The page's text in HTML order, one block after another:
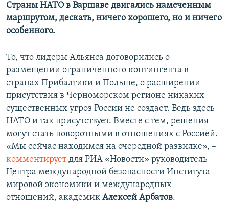
Страны НАТО в Варшаве двигались намеченным
маршрутом, дескать, ничего хорошего, но и ничего
особенного.
То, что лидеры Альянса договорились о
размещении ограниченного контингента в
странах Прибалтики и Польше, о расширении
присутствия в Черноморском регионе никаких
существенных угроз России не создает. Ведь здесь
НАТО и так присутствует. Вместе с тем, решения
могут стать поворотными в отношениях с Россией.
«Мы сейчас находимся на очередной развилке», –
комментируетдля РИА «Новости» руководитель
Центра международной безопасности Института
мировой экономики и международных
отношений, академик Алексей Арбатов.